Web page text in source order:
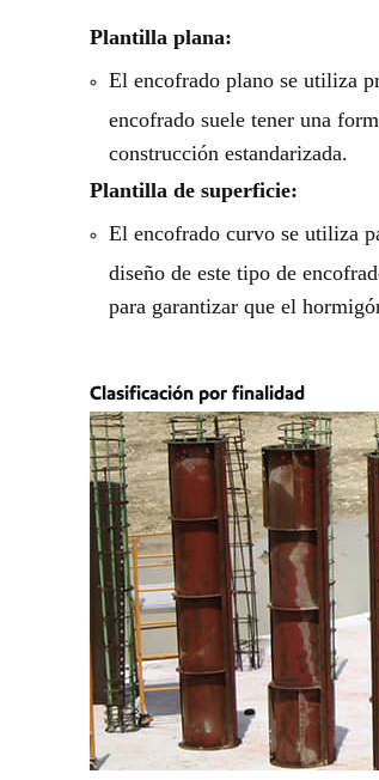
Plantilla plana:
El encofrado plano se utiliza
encofrado suele tener una
construcción estandarizada.
Plantilla de superficie:
El encofrado curvo se utiliza
diseño de este tipo de
para garantizar que el
Clasificación por finalidad